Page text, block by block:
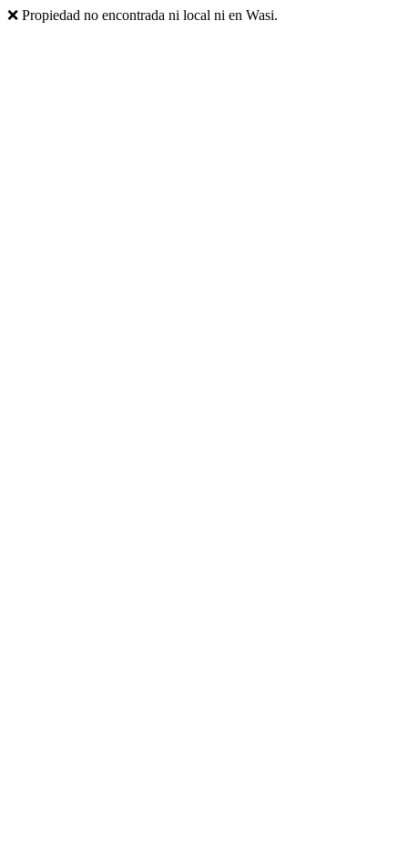
❌ Propiedad no encontrada ni local ni en Wasi.